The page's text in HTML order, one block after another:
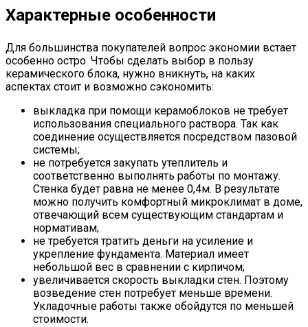
Характерные особенности
Для большинства покупателей вопрос экономии встает
особенно остро. Чтобы сделать выбор в пользу
керамического блока, нужно вникнуть, на каких
аспектах стоит и возможно сэкономить:
выкладка при помощи керамоблоков не требует
использования специального раствора. Так как
соединение осуществляется посредством пазовой
системы;
не потребуется закупать утеплитель и
соответственно выполнять работы по монтажу.
Стенка будет равна не менее 0,4м. В результате
можно получить комфортный микроклимат в доме,
отвечающий всем существующим стандартам и
нормативам;
не требуется тратить деньги на усиление и
укрепление фундамента. Материал имеет
небольшой вес в сравнении с кирпичом;
увеличивается скорость выкладки стен. Поэтому
возведение стен потребует меньше времени.
Укладочные работы также обойдутся по меньшей
стоимости.